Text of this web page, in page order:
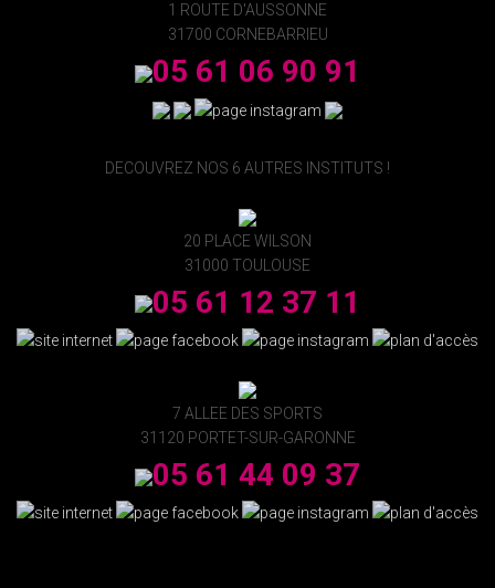
1 ROUTE D'AUSSONNE
31700 CORNEBARRIEU
05 61 06 90 91
DECOUVREZ NOS 6 AUTRES INSTITUTS !
20 PLACE WILSON
31000 TOULOUSE
05 61 12 37 11
7 ALLEE DES SPORTS
31120 PORTET-SUR-GARONNE
05 61 44 09 37